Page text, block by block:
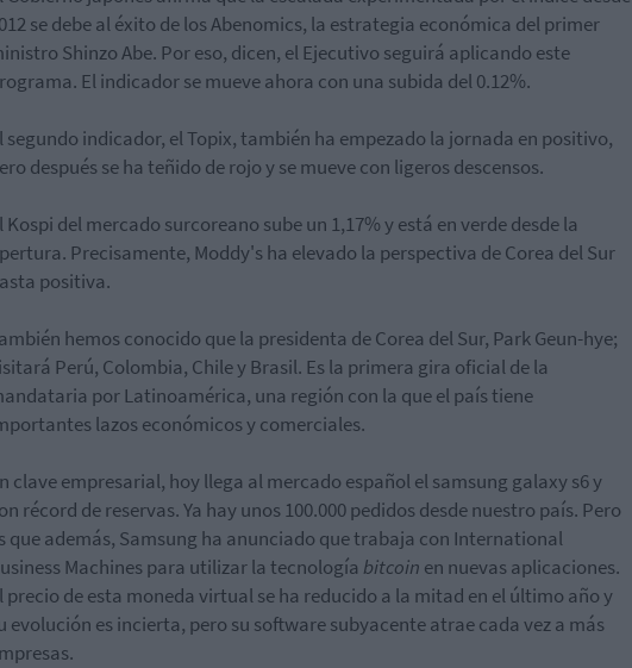
se debe al éxito de los Abenomics, la estrategia económica del primer
Shinzo Abe. Por eso, dicen, el Ejecutivo seguirá aplicando este
El indicador se mueve ahora con una subida del 0.12%.
segundo indicador, el Topix, también ha empezado la jornada en positivo,
después se ha teñido de rojo y se mueve con ligeros descensos.
Kospi del mercado surcoreano sube un 1,17% y está en verde desde la
Precisamente, Moddy's ha elevado la perspectiva de Corea del Sur
positiva.
hemos conocido que la presidenta de Corea del Sur, Park Geun-hye;
Perú, Colombia, Chile y Brasil. Es la primera gira oficial de la
por Latinoamérica, una región con la que el país tiene
lazos económicos y comerciales.
clave empresarial, hoy llega al mercado español el samsung galaxy s6 y
récord de reservas. Ya hay unos 100.000 pedidos desde nuestro país. Pero
que además, Samsung ha anunciado que trabaja con International
Machines para utilizar la tecnología bitcoin en nuevas aplicaciones.
precio de esta moneda virtual se ha reducido a la mitad en el último año y
evolución es incierta, pero su software subyacente atrae cada vez a más